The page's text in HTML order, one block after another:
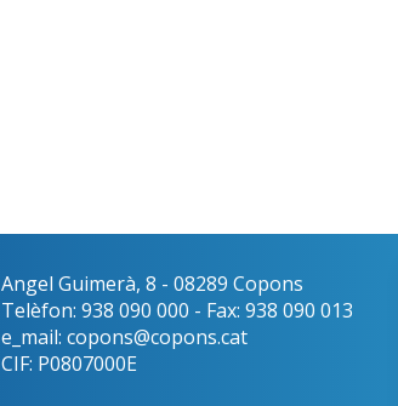
Angel Guimerà, 8 - 08289 Copons
Telèfon: 938 090 000 - Fax: 938 090 013
e_mail: copons@copons.cat
CIF: P0807000E